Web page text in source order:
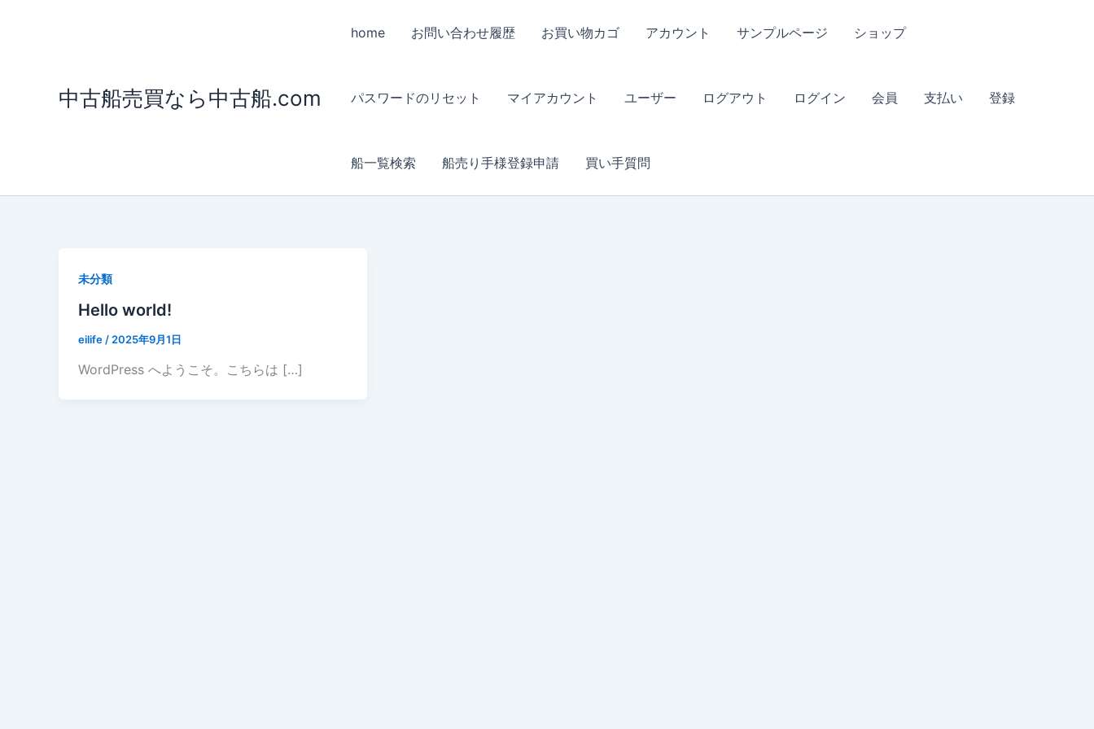
中古船売買なら中古船.com
home お問い合わせ履歴 お買い物カゴ アカウント サンプルページ ショップ
パスワードのリセット マイアカウント ユーザー ログアウト ログイン 会員 支払い 登録
船一覧検索 船売り手様登録申請 買い手質問
未分類
Hello world!
eilife / 2025年9月1日
WordPress へようこそ。こちらは […]